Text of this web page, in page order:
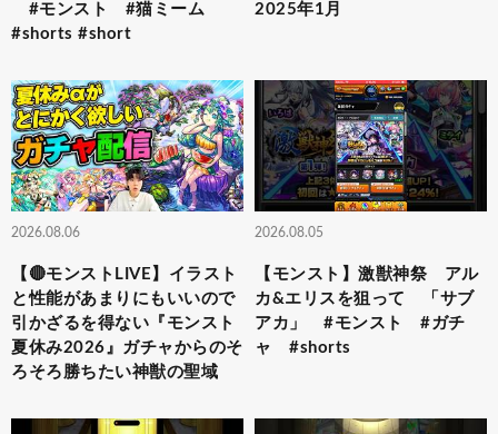
#モンスト #猫ミーム
#shorts #short
2025年1月
2026.08.06
【🔴モンストLIVE】イラスト
と性能があまりにもいいので
引かざるを得ない『モンスト
夏休み2026』ガチャからのそ
ろそろ勝ちたい神獣の聖域
2026.08.05
【モンスト】激獣神祭 アル
カ&エリスを狙って 「サブ
アカ」 #モンスト #ガチ
ャ #shorts